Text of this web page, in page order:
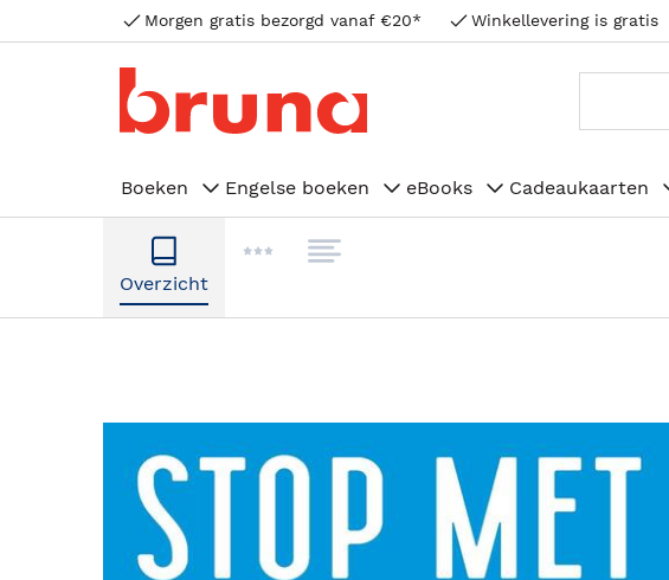
Morgen gratis bezorgd vanaf €20* Winkellevering is gratis
Boeken Engelse boeken eBooks Cadeaukaarten
Overzicht